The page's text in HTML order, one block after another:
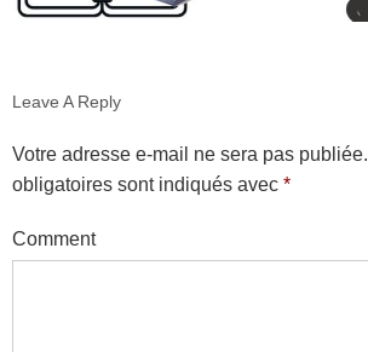
Leave A Reply
Votre adresse e-mail ne sera pas publiée.
obligatoires sont indiqués avec *
Comment